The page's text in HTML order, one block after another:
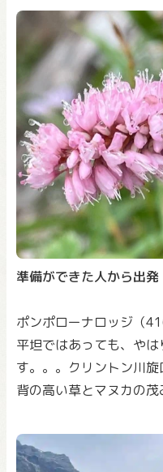
準備ができた人から出発
ポンポローナロッジ（
平坦ではあっても、や
す。。。クリントン川
背の高い草とマヌカの茂